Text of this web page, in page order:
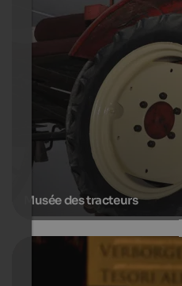
Musée des tracteurs